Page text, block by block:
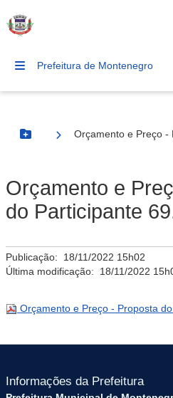
Prefeitura de Montenegro
Botão Menu
Orçamento e Preço -
Orçamento e
do Participante
Publicação: 18/11/2022 15h02
Última modificação: 18/11/2022
Orçamento e Preço - Proposta
Informações da Prefeitura